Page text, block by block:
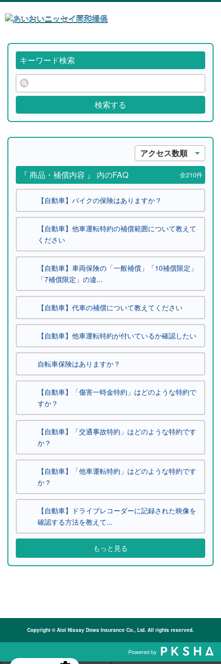
キーワード検索
検索する
アクセス数順
『 商品・補償内容 』 内のFAQ
全210件
【自動車】バイクの保険はありますか？
【自動車】他車運転特約の補償範囲について教えて
ください
【自動車】車両保険の「一般補償」「10補償限定」
「7補償限定」の違...
【自動車】代車の補償について教えてください
【自動車】他車運転特約が付いているか確認したい
自転車保険はありますか？
【自動車】「傷害一時金特約」はどのような特約で
すか？
【自動車】「交通事故特約」はどのような特約です
か？
【自動車】「他車運転特約」はどのような特約です
か？
【自動車】ドライブレコーダーに記録された映像を
確認する方法を教えて...
もっと見る
Copyright © Aioi Nissay Dowa Insurance Co., Ltd. All rights reserved.
Powered by